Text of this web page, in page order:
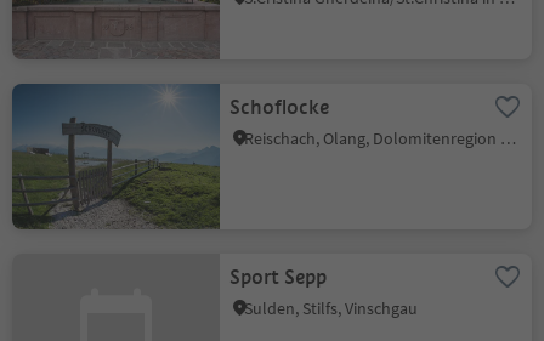
Schoflocke
Reischach, Olang, Dolomitenregion Kronplatz
Sport Sepp
Sulden, Stilfs, Vinschgau